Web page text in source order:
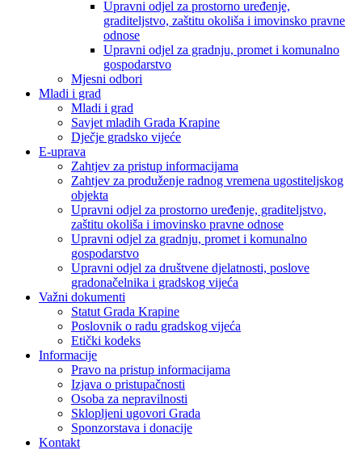
Upravni odjel za prostorno uređenje,
graditeljstvo, zaštitu okoliša i imovinsko pravne
odnose
Upravni odjel za gradnju, promet i komunalno
gospodarstvo
Mjesni odbori
Mladi i grad
Mladi i grad
Savjet mladih Grada Krapine
Dječje gradsko vijeće
E-uprava
Zahtjev za pristup informacijama
Zahtjev za produženje radnog vremena ugostiteljskog
objekta
Upravni odjel za prostorno uređenje, graditeljstvo,
zaštitu okoliša i imovinsko pravne odnose
Upravni odjel za gradnju, promet i komunalno
gospodarstvo
Upravni odjel za društvene djelatnosti, poslove
gradonačelnika i gradskog vijeća
Važni dokumenti
Statut Grada Krapine
Poslovnik o radu gradskog vijeća
Etički kodeks
Informacije
Pravo na pristup informacijama
Izjava o pristupačnosti
Osoba za nepravilnosti
Sklopljeni ugovori Grada
Sponzorstava i donacije
Kontakt